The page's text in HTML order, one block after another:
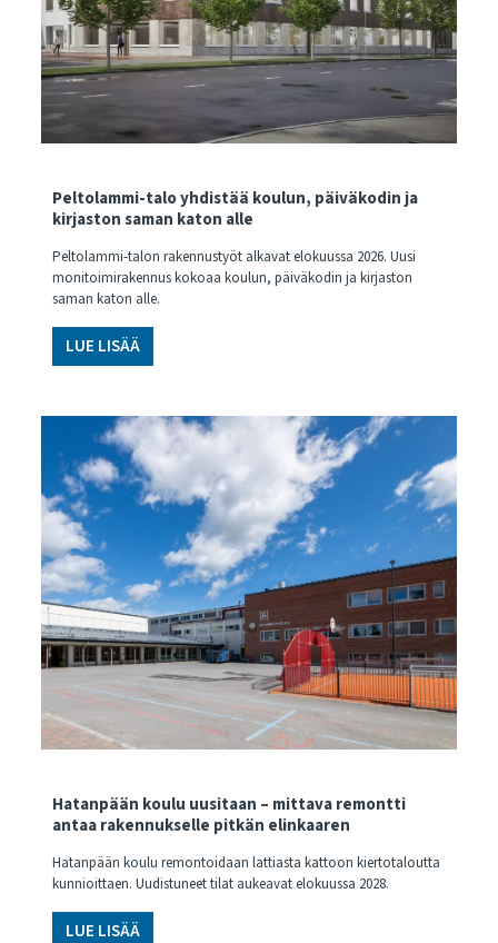
Peltolammi-talo yhdistää koulun, päiväkodin ja
kirjaston saman katon alle
Peltolammi-talon rakennustyöt alkavat elokuussa 2026. Uusi
monitoimirakennus kokoaa koulun, päiväkodin ja kirjaston
saman katon alle.
LUE LISÄÄ
Hatanpään koulu uusitaan – mittava remontti
antaa rakennukselle pitkän elinkaaren
Hatanpään koulu remontoidaan lattiasta kattoon kiertotaloutta
kunnioittaen. Uudistuneet tilat aukeavat elokuussa 2028.
LUE LISÄÄ